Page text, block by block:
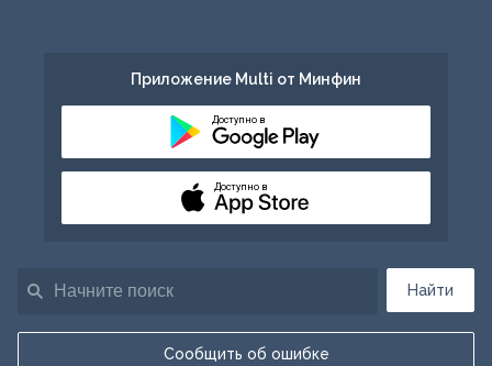
Найти
Сообщить об ошибке
Приложение Multi от Минфин
Доступно в
Доступно в